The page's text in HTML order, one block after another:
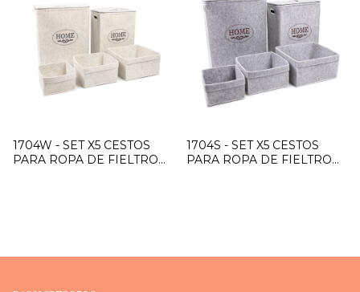
1704W - SET X5 CESTOS
PARA ROPA DE FIELTRO
1704S - SET X5 CESTOS
PARA ROPA DE FIELTRO